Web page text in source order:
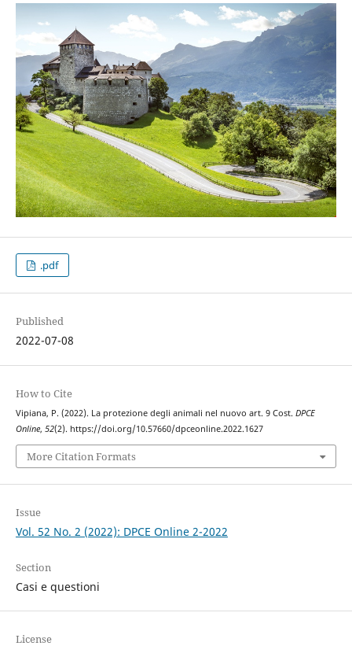
.pdf
Published
2022-07-08
How to Cite
Vipiana, P. (2022). La protezione degli animali nel nuovo art. 9 Cost. DPCE
Online, 52(2). https://doi.org/10.57660/dpceonline.2022.1627
More Citation Formats
Issue
Vol. 52 No. 2 (2022): DPCE Online 2-2022
Section
Casi e questioni
License